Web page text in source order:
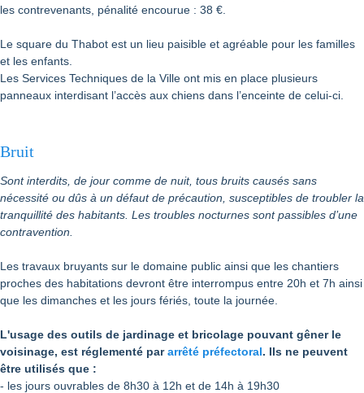
les contrevenants, pénalité encourue : 38 €.
Le square du Thabot est un lieu paisible et agréable pour les familles
et les enfants.
Les Services Techniques de la Ville ont mis en place plusieurs
panneaux interdisant l’accès aux chiens dans l’enceinte de celui-ci.
Bruit
Sont interdits, de jour comme de nuit, tous bruits causés sans
nécessité ou dûs à un défaut de précaution, susceptibles de troubler la
tranquillité des habitants. Les troubles nocturnes sont passibles d’une
contravention.
Les travaux bruyants sur le domaine public ainsi que les chantiers
proches des habitations devront être interrompus entre 20h et 7h ainsi
que les dimanches et les jours fériés, toute la journée.
L'usage des outils de jardinage et bricolage pou­vant gêner le
voisinage, est réglementé pararrêté préfectoral. Ils ne peuvent
être utilisés que :
- les jours ouvrables de 8h30 à 12h et de 14h à 19h30